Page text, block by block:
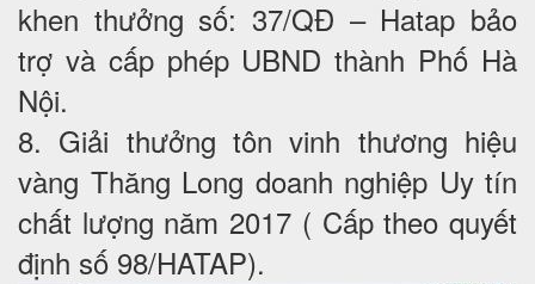
khen thưởng số: 37/QĐ – Hatap bảo
trợ và cấp phép UBND thành Phố Hà
Nội.
8. Giải thưởng tôn vinh thương hiệu
vàng Thăng Long doanh nghiệp Uy tín
chất lượng năm 2017 ( Cấp theo quyết
định số 98/HATAP).